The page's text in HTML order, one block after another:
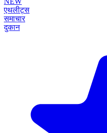
एथलीट्स
समाचार
दुकान